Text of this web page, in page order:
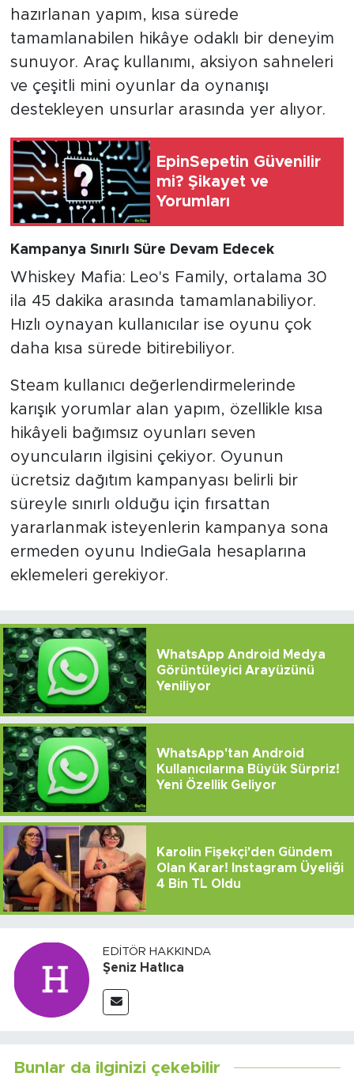
hazırlanan yapım, kısa sürede
tamamlanabilen hikâye odaklı bir deneyim
sunuyor. Araç kullanımı, aksiyon sahneleri
ve çeşitli mini oyunlar da oynanışı
destekleyen unsurlar arasında yer alıyor.
EpinSepetin Güvenilir
mi? Şikayet ve
Yorumları
Kampanya Sınırlı Süre Devam Edecek
Whiskey Mafia: Leo's Family, ortalama 30
ila 45 dakika arasında tamamlanabiliyor.
Hızlı oynayan kullanıcılar ise oyunu çok
daha kısa sürede bitirebiliyor.
Steam kullanıcı değerlendirmelerinde
karışık yorumlar alan yapım, özellikle kısa
hikâyeli bağımsız oyunları seven
oyuncuların ilgisini çekiyor. Oyunun
ücretsiz dağıtım kampanyası belirli bir
süreyle sınırlı olduğu için fırsattan
yararlanmak isteyenlerin kampanya sona
ermeden oyunu IndieGala hesaplarına
eklemeleri gerekiyor.
WhatsApp Android Medya
Görüntüleyici Arayüzünü
Yeniliyor
WhatsApp'tan Android
Kullanıcılarına Büyük Sürpriz!
Yeni Özellik Geliyor
Karolin Fişekçi'den Gündem
Olan Karar! Instagram Üyeliği
4 Bin TL Oldu
EDITÖR HAKKINDA
Şeniz Hatlıca
Bunlar da ilginizi çekebilir